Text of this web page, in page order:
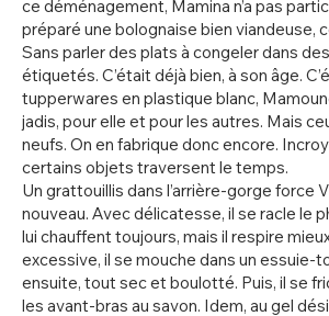
ce déménagement, Mamina n’a pas
préparé une bolognaise bien viandeuse,
Sans parler des plats à congeler dans
étiquetés. C’était déjà bien, à son âge.
tupperwares en plastique blanc,
jadis, pour elle et pour les autres. Mais
neufs. On en fabrique donc encore.
certains objets traversent le temps.
Un grattouillis dans l’arrière-gorge force
nouveau. Avec délicatesse, il se racle le
lui chauffent toujours, mais il respire
excessive, il se mouche dans un essuie-
ensuite, tout sec et boulotté. Puis, il se
les avant-bras au savon. Idem, au gel